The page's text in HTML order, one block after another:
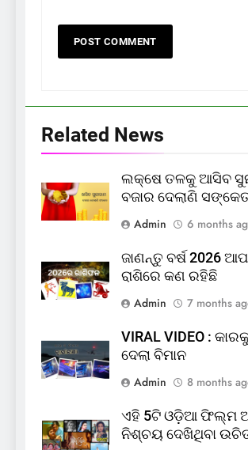
Related News
ଲକ୍ଷେ ତଳକୁ ଆସିବ
ବଜାର ଦେଲାଣି
Admin
6 months
ଜାଣନ୍ତୁ ବର୍ଷ 2026
ରାଶିରେ କଣ ରହିଛି
Admin
7 months
VIRAL VIDEO :
ଦେଲା ବିମାନ
Admin
8 months
ଏହି 5ଟି ଓଡ଼ିଆ ଫିଲ୍ମ
ନିଶ୍ଚୟ ଦେଖିଥିବା